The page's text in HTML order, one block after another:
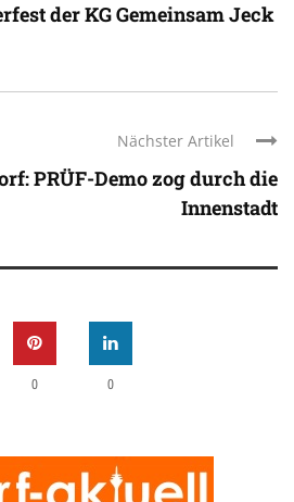
der KG Gemeinsam Jeck
Nächster Artikel
PRÜF-Demo zog durch die
Innenstadt
0 0